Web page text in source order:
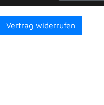
Vertrag widerrufen